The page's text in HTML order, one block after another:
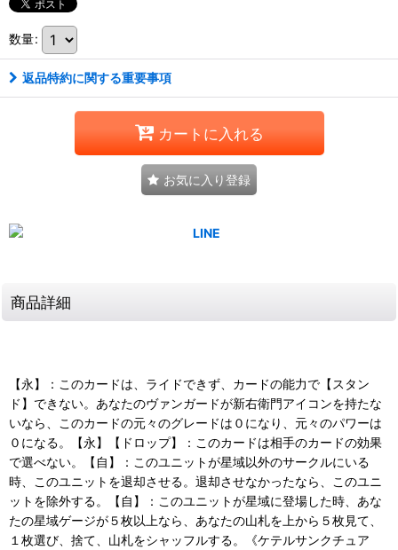
数量:
返品特約に関する重要事項
カートに入れる
お気に入り登録
商品詳細
【永】：このカードは、ライドできず、カードの能力で【スタン
ド】できない。あなたのヴァンガードが新右衛門アイコンを持たな
いなら、このカードの元々のグレードは０になり、元々のパワーは
０になる。【永】【ドロップ】：このカードは相手のカードの効果
で選べない。【自】：このユニットが星域以外のサークルにいる
時、このユニットを退却させる。退却させなかったなら、このユニ
ットを除外する。【自】：このユニットが星域に登場した時、あな
たの星域ゲージが５枚以上なら、あなたの山札を上から５枚見て、
１枚選び、捨て、山札をシャッフルする。《ケテルサンクチュア